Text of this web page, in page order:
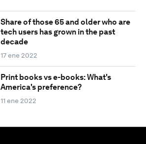
Share of those 65 and older who are
tech users has grown in the past
decade
17 ene 2022
Print books vs e-books: What's
America's preference?
11 ene 2022